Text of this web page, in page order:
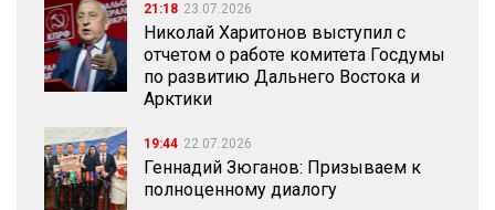
21:18 23.07.2026
Николай Харитонов выступил с
отчетом о работе комитета Госдумы
по развитию Дальнего Востока и
Арктики
19:44 22.07.2026
Геннадий Зюганов: Призываем к
полноценному диалогу